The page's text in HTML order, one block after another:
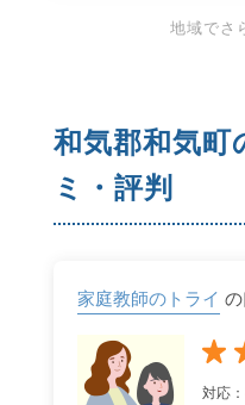
地域でさ
和気郡和気町
ミ・評判
家庭教師のトライ の
対応：